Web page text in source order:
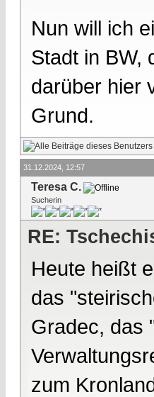
Nun will ich
Stadt in BW,
darüber hier
Grund.
31.12.2024, 12:57
Teresa C.
Sucherin
RE:
Heute heißt
das
Gradec, das
zum